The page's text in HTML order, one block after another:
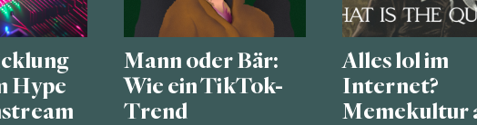
Hype
Mann oder Bär:
Wie ein TikTok-
Trend
Alles lol im
Internet?
Memekultur